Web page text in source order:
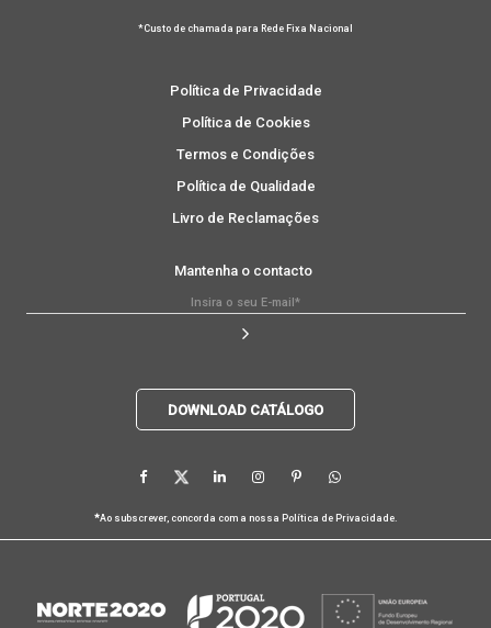
*Custo de chamada para Rede Fixa Nacional
Política de Privacidade
Política de Cookies
Termos e Condições
Política de Qualidade
Livro de Reclamações
Mantenha o contacto
DOWNLOAD CATÁLOGO
*Ao subscrever, concorda com a nossa Política de Privacidade.